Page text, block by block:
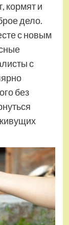
кормят и
дело.
с новым
с
без